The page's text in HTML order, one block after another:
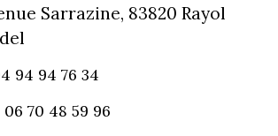
Sarrazine, 83820 Rayol
94 94 76 34
06 70 48 59 96